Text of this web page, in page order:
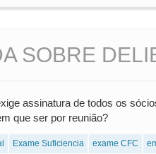
SOBRE
assinatura de todos os
que ser por reunião?
Exame Suficiencia exame CFC